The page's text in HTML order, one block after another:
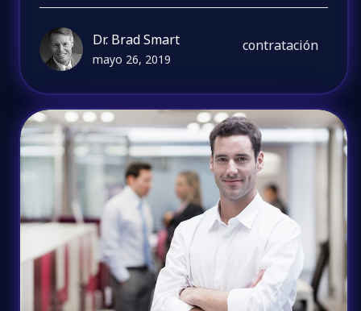
Dr. Brad Smart
mayo 26, 2019
contratación